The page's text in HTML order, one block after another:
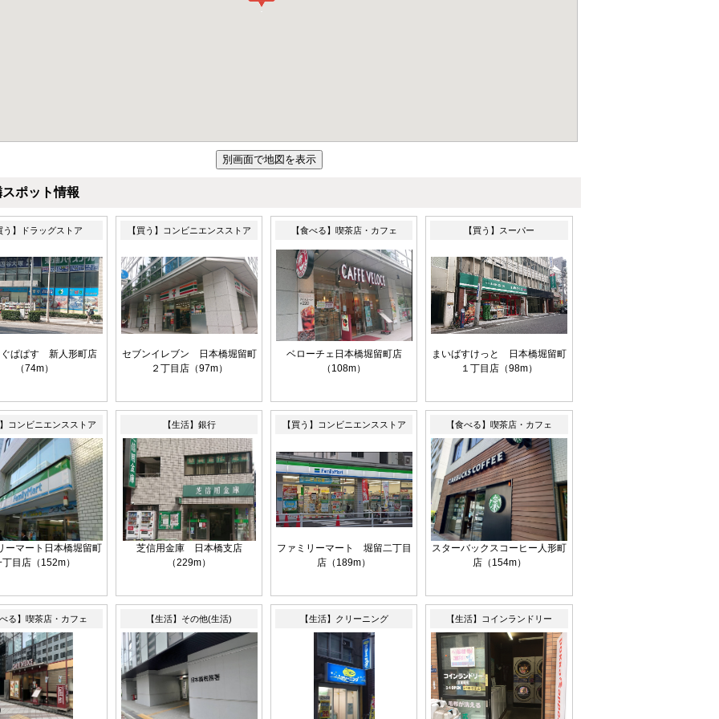
ポット情報
う】ドラッグストア
ぱぱす 新人形町店
（74m）
【買う】コンビニエンスストア
セブンイレブン 日本橋堀留町
２丁目店（97m）
【食べる】喫茶店・カフェ
ベローチェ日本橋堀留町店
（108m）
【買う】スーパー
まいばすけっと 日本橋堀留町
１丁目店（98m）
コンビニエンスストア
ーマート日本橋堀留町
丁目店（152m）
【生活】銀行
芝信用金庫 日本橋支店
（229m）
【買う】コンビニエンスストア
ファミリーマート 堀留二丁目
店（189m）
【食べる】喫茶店・カフェ
スターバックスコーヒー人形町
店（154m）
る】喫茶店・カフェ 【生活】その他(生活) 【生活】クリーニング 【生活】コインランドリー